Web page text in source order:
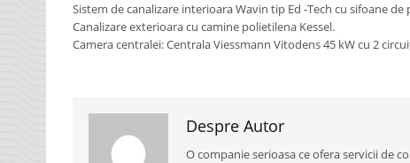
Sistem de canalizare interioara Wavin tip Ed -Tech cu sifoane de
Canalizare exterioara cu camine polietilena Kessel.
Camera centralei: Centrala Viessmann Vitodens 45 kW cu 2
Despre Autor
O companie serioasa ce ofera servicii de